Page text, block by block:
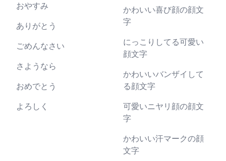
おやすみ
ありがとう
ごめんなさい
さようなら
おめでとう
よろしく
かわいい喜び顔の顔文
字
にっこりしてる可愛い
顔文字
かわいいバンザイして
る顔文字
可愛いニヤリ顔の顔文
字
かわいい汗マークの顔
文字